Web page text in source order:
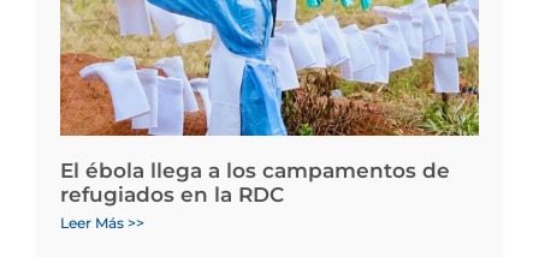
El ébola llega a los campamentos de
refugiados en la RDC
Leer Más >>